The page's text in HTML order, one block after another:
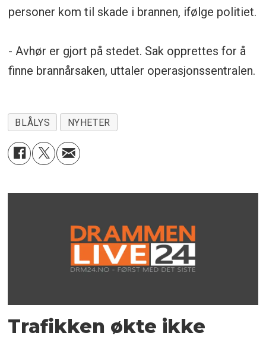
personer kom til skade i brannen, ifølge politiet.
- Avhør er gjort på stedet. Sak opprettes for å
finne brannårsaken, uttaler operasjonssentralen.
BLÅLYS NYHETER
Trafikken økte ikke